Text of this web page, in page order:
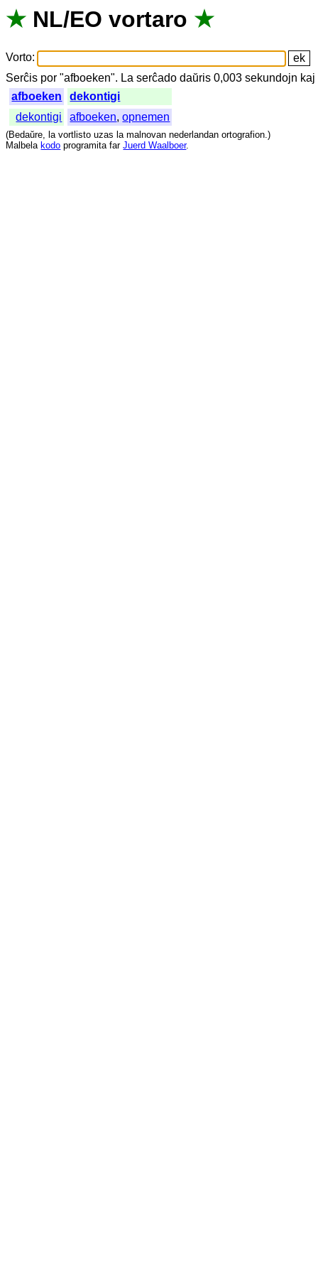
★ NL/EO vortaro ★
Vorto:
Serĉis por "afboeken". La serĉado daŭris 0,003sekundojn kaj
afboeken
dekontigi
dekontigi
afboeken,opnemen
(Bedaŭre, la vortlisto uzas la malnovan nederlandan ortografion.)
Malbela kodo programita far Juerd Waalboer.